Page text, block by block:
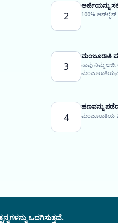
2
ಅರ್ಜಿಯನ್ನು
100%
3
ಮಂಜೂರಾತಿ
ನಾವು ನಿಮ್ಮ
ಮಂಜೂರಾತಿಯನ್ನು
4
ಹಣವನ್ನು
ಮಂಜೂರಾತಿಯ 2
ಒದಗಿಸುತ್ತದೆ.